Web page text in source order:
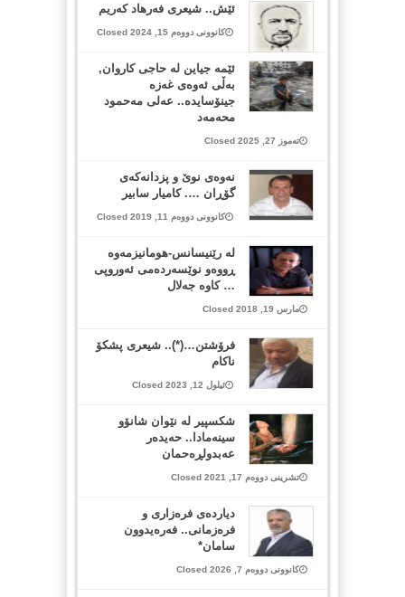
ئێش.. شیعری فه‌رهاد که‌ریم
کانوونی دووەم 15, 2024 Closed
ئێمە جیاین لە حاجی كاروان,
بەڵی ئەوەی غەزە
جینۆسایدە.. عەلی مەحمود
محەمەد
تەموز 27, 2025 Closed
نەوەی نوێ و پزدانەکەی
گۆڕان …. کامیار سابیر
کانوونی دووەم 11, 2019 Closed
لە رێنیسانس-هومانیزمەوە
ڕووەو نوێسەردەمى ئەوروپى
… کاوە جەلال
مارس 19, 2018 Closed
فرۆشتن…(*).. شیعری پشکۆ
ناکام
ئیلول 12, 2023 Closed
شكسپیر له‌ نێوان شانۆو
سینه‌مادا.. حه‌یده‌ر
عه‌بدولڕه‌حمان
تشرینی دووەم 17, 2021 Closed
دیاردەی فرەزاری و
فرەزمانی.. فەرەیدوون
سامان*
کانوونی دووەم 7, 2026 Closed